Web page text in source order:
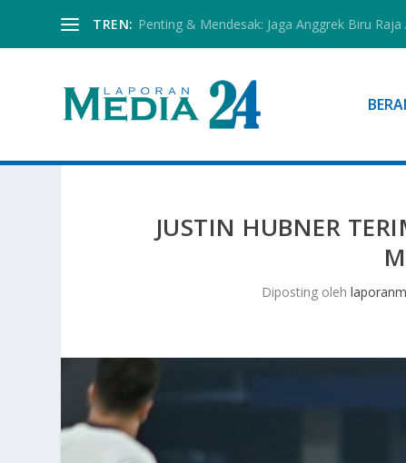
TREN: Penting & Mendesak: Jaga Anggrek Biru Raja
JUSTIN HUBNER
Diposting oleh